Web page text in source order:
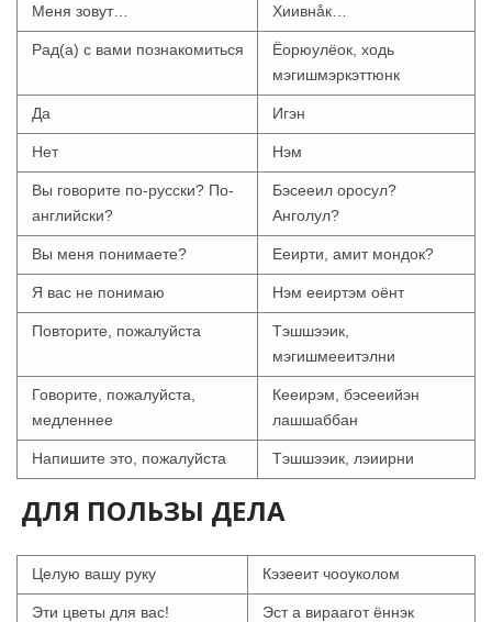
Меня зовут… Хиивнåк…
Рад(а) с вами познакомиться
Ёорюулёок, ходь
мэгишмэркэттюнк
Да Игэн
Нет Нэм
Вы говорите по-русски? По-
английски?
Бэсееил оросул?
Анголул?
Вы меня понимаете? Eеирти, амит мондок?
Я вас не понимаю Нэм ееиртэм оёнт
Повторите, пожалуйста
Тэшшээик,
мэгишмееитэлни
Говорите, пожалуйста,
медленнее
Кееирэм, бэсееийэн
лашшаббан
Напишите это, пожалуйста Тэшшээик, лэиирни
ДЛЯ ПОЛЬЗЫ ДЕЛА
Целую вашу руку Кэзееит чооуколом
Эти цветы для вас!
Эст а вираагот ённэк